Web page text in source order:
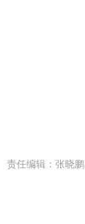
责任编辑：张晓鹏